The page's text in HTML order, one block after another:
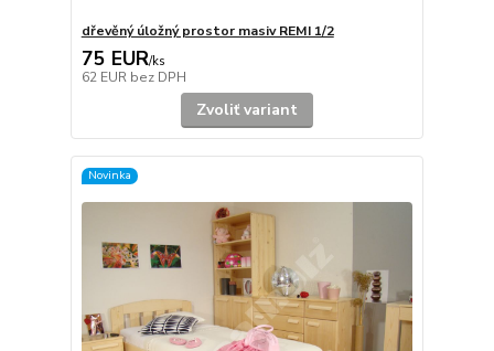
dřevěný úložný prostor masiv REMI 1/2
75 EUR/ks
62 EUR bez DPH
Zvoliť variant
Novinka